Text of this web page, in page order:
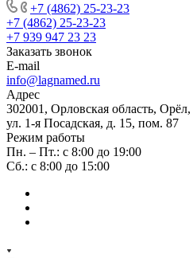
+7 (4862) 25-23-23
+7 (4862) 25-23-23
+7 939 947 23 23
Заказать звонок
E-mail
info@lagnamed.ru
Адрес
302001, Орловская область, Орёл,
ул. 1-я Посадская, д. 15, пом. 87
Режим работы
Пн. – Пт.: с 8:00 до 19:00
Сб.: с 8:00 до 15:00